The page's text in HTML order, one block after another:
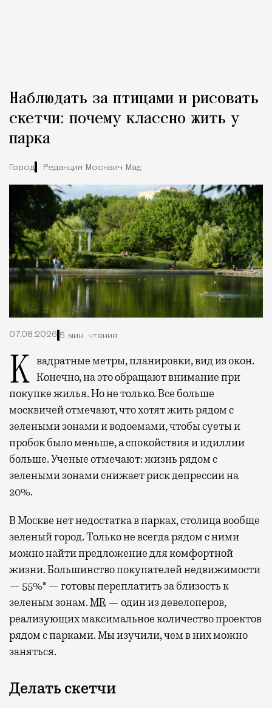
Наблюдать за птицами и рисовать
скетчи: почему классно жить у
парка
Город Редакция Москвич Mag
07.08.2026 5 мин. чтения
Квадратные метры, планировки, вид из окон. Конечно, на это обращают внимание при
покупке жилья. Но не только. Все больше
москвичей отмечают, что хотят жить рядом с
зелеными зонами и водоемами, чтобы суеты и
пробок было меньше, а спокойствия и идиллии
больше. Ученые отмечают: жизнь рядом с
зелеными зонами снижает риск депрессии на
20%.
В Москве нет недостатка в парках, столица вообще
зеленый город. Только не всегда рядом с ними
можно найти предложение для комфортной
жизни. Большинство покупателей недвижимости
— 55%* — готовы переплатить за близость к
зеленым зонам.MR — один из девелоперов,
реализующих максимальное количество проектов
рядом с парками. Мы изучили, чем в них можно
заняться.
Делать скетчи